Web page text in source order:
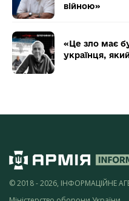
війною»
«Це зло має
українця,
© 2018 - 2026, ІНФОРМАЦІЙНЕ